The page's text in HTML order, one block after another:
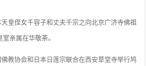
侄女千容子和丈夫千宗之向北京广济寺佛祖
亲属在华敬茶。
协会和日本日莲宗联合在西安草堂寺举行鸠